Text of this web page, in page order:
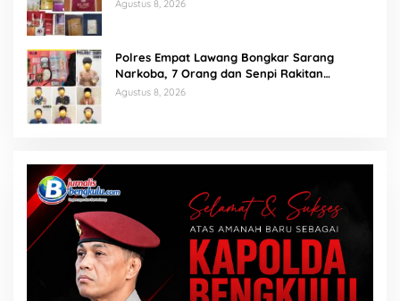
Agustus 8, 2026
Polres Empat Lawang Bongkar Sarang
Narkoba, 7 Orang dan Senpi Rakitan
Diamankan
Agustus 8, 2026